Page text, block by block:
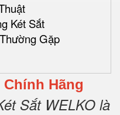
Két Sắt
Gặp
Hãng
Sắt WELKO là